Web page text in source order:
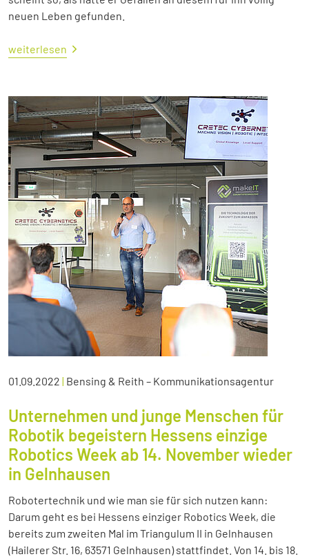
neuen Leben gefunden.
weiterlesen
01.09.2022 | Bensing & Reith – Kommunikationsagentur
Unternehmen und junge Menschen für
Robotik begeistern Hessens einzige
Robotics Week ab 14. November wieder
in Gelnhausen
Robotertechnik und wie man sie für sich nutzen kann:
Darum geht es bei Hessens einziger Robotics Week, die
bereits zum zweiten Mal im Triangulum II in Gelnhausen
(Hailerer Str. 16, 63571 Gelnhausen) stattfindet. Von 14. bis 18.